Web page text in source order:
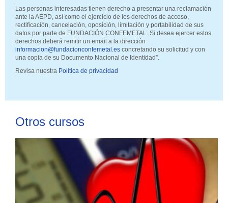
Las personas interesadas tienen derecho a presentar una reclamación
ante la AEPD, así como el ejercicio de los derechos de acceso,
rectificación, cancelación, oposición, limitación y portabilidad de sus
datos por parte de FUNDACIÓN CONFEMETAL. Si desea ejercer estos
derechos deberá remitir un email a la dirección
informacion@fundacionconfemetal.es concretando su solicitud y con
una copia de su Documento Nacional de Identidad”.
Revisa nuestra Política de privacidad
Otros cursos